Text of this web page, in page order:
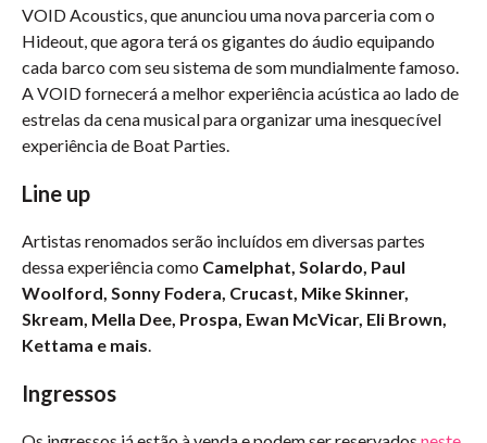
VOID Acoustics, que anunciou uma nova parceria com o
Hideout, que agora terá os gigantes do áudio equipando
cada barco com seu sistema de som mundialmente famoso.
A VOID fornecerá a melhor experiência acústica ao lado de
estrelas da cena musical para organizar uma inesquecível
experiência de Boat Parties.
Line up
Artistas renomados serão incluídos em diversas partes
dessa experiência como Camelphat, Solardo, Paul
Woolford, Sonny Fodera, Crucast, Mike Skinner,
Skream, Mella Dee, Prospa, Ewan McVicar, Eli Brown,
Kettama e mais.
Ingressos